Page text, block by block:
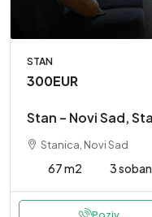
STAN
300EUR
Stan – Novi Sad,
Stanica, Novi Sad
67 m2 3 soban
Poziv